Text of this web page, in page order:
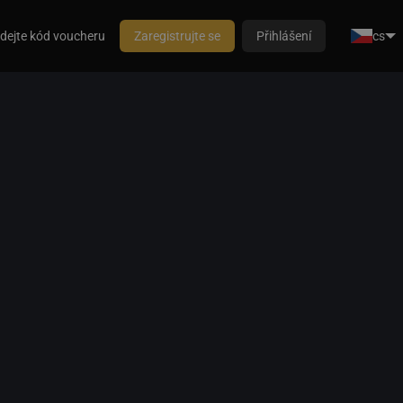
kód voucheru Zaregistrujte se Přihlášení cs